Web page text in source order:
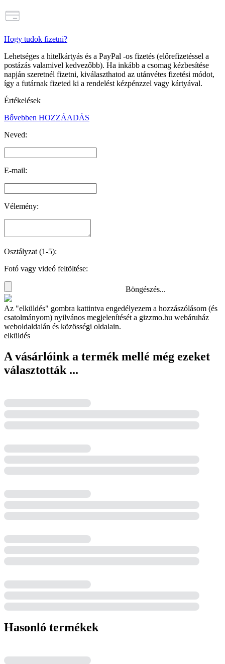
Hogy tudok fizetni?
Lehetséges a hitelkártyás és a PayPal -os fizetés (előrefizetéssel a
postázás valamivel kedvezőbb). Ha inkább a csomag kézbesítése
napján szeretnél fizetni, kiválaszthatod az utánvétes fizetési módot,
így a futárnak fizeted ki a rendelést kézpénzzel vagy kártyával.
Értékelések
Bővebben HOZZÁADÁS
Neved:
E-mail:
Vélemény:
Osztályzat (1-5):
Fotó vagy videó feltöltése:
Böngészés...
Az "elküldés" gombra kattintva engedélyezem a hozzászólásom (és
csatolmányom) nyilvános megjelenítését a gizzmo.hu webáruház
weboldaldalán és közösségi oldalain.
elküldés
A vásárlóink a termék mellé még ezeket
választották ...
Hasonló termékek